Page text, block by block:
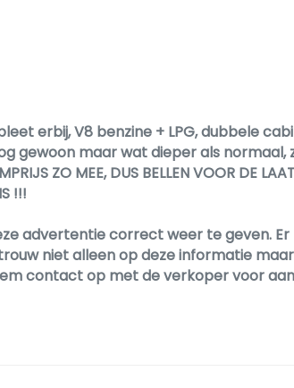
erbij, V8 benzine + LPG, dubbele
maar wat dieper als normaal,
ZO MEE, DUS BELLEN VOOR DE
!!!
advertentie correct weer te geven.
niet alleen op deze informatie
contact op met de verkoper voor